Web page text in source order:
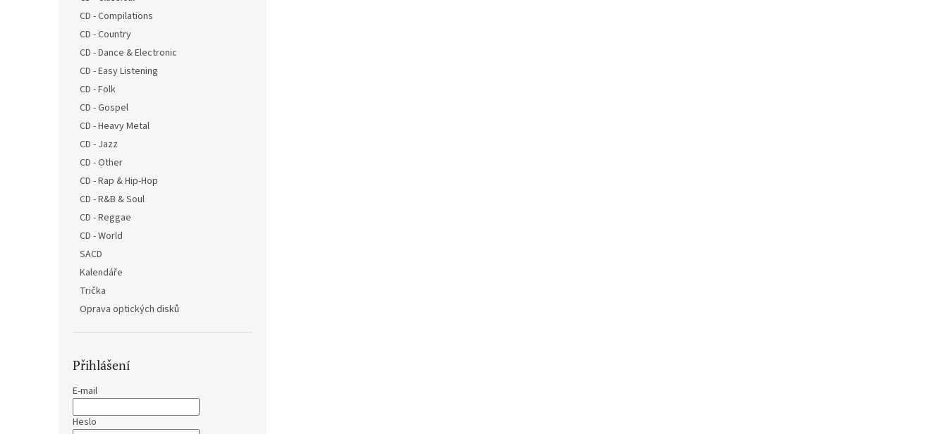
CD - Compilations
CD - Country
CD - Dance & Electronic
CD - Easy Listening
CD - Folk
CD - Gospel
CD - Heavy Metal
CD - Jazz
CD - Other
CD - Rap & Hip-Hop
CD - R&B & Soul
CD - Reggae
CD - World
SACD
Kalendáře
Trička
Oprava optických disků
Přihlášení
E-mail
Heslo